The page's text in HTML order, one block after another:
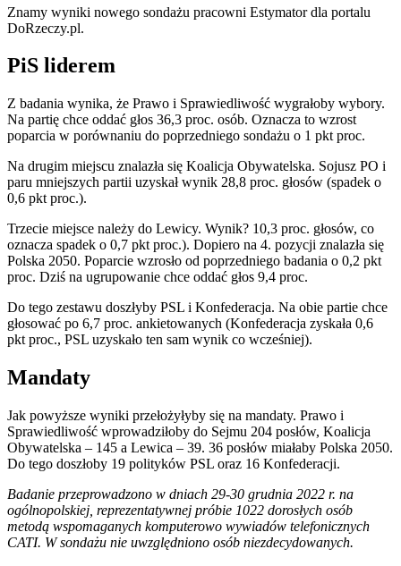
Znamy wyniki nowego sondażu pracowni Estymator dla portalu
DoRzeczy.pl.
PiS liderem
Z badania wynika, że Prawo i Sprawiedliwość wygrałoby wybory.
Na partię chce oddać głos 36,3 proc. osób. Oznacza to wzrost
poparcia w porównaniu do poprzedniego sondażu o 1 pkt proc.
Na drugim miejscu znalazła się Koalicja Obywatelska. Sojusz PO i
paru mniejszych partii uzyskał wynik 28,8 proc. głosów (spadek o
0,6 pkt proc.).
Trzecie miejsce należy do Lewicy. Wynik? 10,3 proc. głosów, co
oznacza spadek o 0,7 pkt proc.). Dopiero na 4. pozycji znalazła się
Polska 2050. Poparcie wzrosło od poprzedniego badania o 0,2 pkt
proc. Dziś na ugrupowanie chce oddać głos 9,4 proc.
Do tego zestawu doszłyby PSL i Konfederacja. Na obie partie chce
głosować po 6,7 proc. ankietowanych (Konfederacja zyskała 0,6
pkt proc., PSL uzyskało ten sam wynik co wcześniej).
Mandaty
Jak powyższe wyniki przełożyłyby się na mandaty. Prawo i
Sprawiedliwość wprowadziłoby do Sejmu 204 posłów, Koalicja
Obywatelska – 145 a Lewica – 39. 36 posłów miałaby Polska 2050.
Do tego doszłoby 19 polityków PSL oraz 16 Konfederacji.
Badanie przeprowadzono w dniach 29-30 grudnia 2022 r. na
ogólnopolskiej, reprezentatywnej próbie 1022 dorosłych osób
metodą wspomaganych komputerowo wywiadów telefonicznych
CATI. W sondażu nie uwzględniono osób niezdecydowanych.